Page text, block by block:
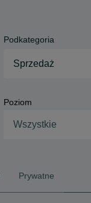
Podkategoria
Sprzedaż
Poziom
Wszystkie
Prywatne